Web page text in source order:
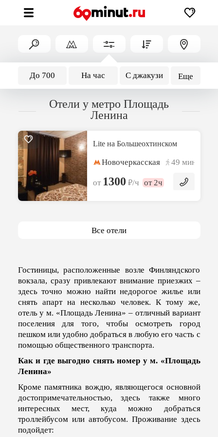
До 700 На час С джакузи Еще
Отели у метро Площадь
Ленина
Lite на Большеохтинском
Новочеркасская 49 мин
от 1300 ₽/ч от 2ч
Все отели
Гостиницы, расположенные возле Финляндского
вокзала, сразу привлекают внимание приезжих –
здесь точно можно найти недорогое жилье или
снять апарт на несколько человек. К тому же,
отель у м. «Площадь Ленина» – отличный вариант
поселения для того, чтобы осмотреть город
пешком или удобно добраться в любую его часть с
помощью общественного транспорта.
Как и где выгодно снять номер у м. «Площадь
Ленина»
Кроме памятника вождю, являющегося основной
достопримечательностью, здесь также много
интересных мест, куда можно добраться
троллейбусом или автобусом. Проживание здесь
подойдет: